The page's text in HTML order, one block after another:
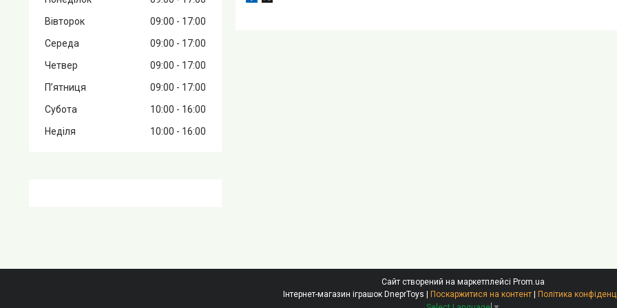
Вівторок
09:00
17:00
Середа
09:00
17:00
Четвер
09:00
17:00
Пʼятниця
09:00
17:00
Субота
10:00
16:00
Неділя
10:00 16:00
Сайт створений на маркетплейсі Prom.ua
Інтернет-магазин іграшок DneprToys | Поскаржитися на контент | Політика